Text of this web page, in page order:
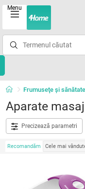
Menu
Frumuseţe şi sănătate
Aparate masaj
Precizează parametri
Recomandăm Cele mai